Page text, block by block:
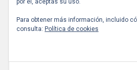
por él, aceptas su uso.
Para obtener más información, incluido
consulta: Política de cookies